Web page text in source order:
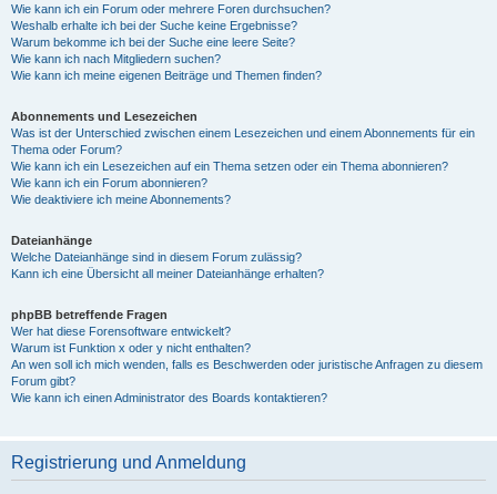
Wie kann ich ein Forum oder mehrere Foren durchsuchen?
Weshalb erhalte ich bei der Suche keine Ergebnisse?
Warum bekomme ich bei der Suche eine leere Seite?
Wie kann ich nach Mitgliedern suchen?
Wie kann ich meine eigenen Beiträge und Themen finden?
Abonnements und Lesezeichen
Was ist der Unterschied zwischen einem Lesezeichen und einem Abonnements für ein
Thema oder Forum?
Wie kann ich ein Lesezeichen auf ein Thema setzen oder ein Thema abonnieren?
Wie kann ich ein Forum abonnieren?
Wie deaktiviere ich meine Abonnements?
Dateianhänge
Welche Dateianhänge sind in diesem Forum zulässig?
Kann ich eine Übersicht all meiner Dateianhänge erhalten?
phpBB betreffende Fragen
Wer hat diese Forensoftware entwickelt?
Warum ist Funktion x oder y nicht enthalten?
An wen soll ich mich wenden, falls es Beschwerden oder juristische Anfragen zu diesem
Forum gibt?
Wie kann ich einen Administrator des Boards kontaktieren?
Registrierung und Anmeldung